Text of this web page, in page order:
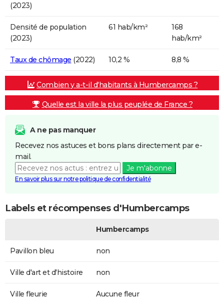
(2023)
Densité de population
(2023)
61 hab/km²
168
hab/km²
Taux de chômage (2022) 10,2 % 8,8 %
Combien y a-t-il d'habitants à Humbercamps ?
Quelle est la ville la plus peuplée de France ?
A ne pas manquer
Recevez nos astuces et bons plans directement par e-
mail.
Je m'abonne
En savoir plus sur notre politique de confidentialité
Labels et récompenses d'Humbercamps
Humbercamps
Pavillon bleu non
Ville d'art et d'histoire non
Ville fleurie Aucune fleur